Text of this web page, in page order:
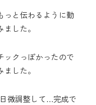
っと伝わるように動
した。
ックっぽかったので
した。
微調整して…完成で